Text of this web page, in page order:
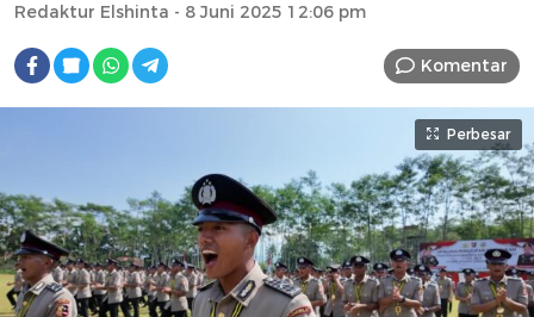
Redaktur Elshinta - 8 Juni 2025 12:06 pm
Komentar
Perbesar